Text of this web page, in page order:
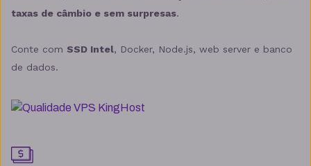
taxas de câmbio e sem surpresas.
Conte com SSD Intel, Docker, Node.js, web server e banco
de dados.